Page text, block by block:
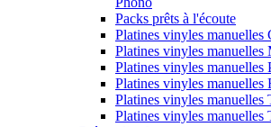
Packs prêts à l'écoute
Platines vinyles manuelles
Platines vinyles manuelles
Platines vinyles manuelles
Platines vinyles manuelles
Platines vinyles manuelles
Platines vinyles manuelles